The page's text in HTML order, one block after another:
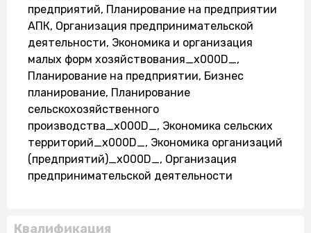
предприятий, Планирование на предприятии
АПК, Организация предпринимательской
деятельности, Экономика и организация
малых форм хозяйствования_x000D_,
Планирование на предприятии, Бизнес
планирование, Планирование
сельскохозяйственного
производства_x000D_, Экономика сельских
территорий_x000D_, Экономика организаций
(предприятий)_x000D_, Организация
предпринимательской деятельности
Квалификация